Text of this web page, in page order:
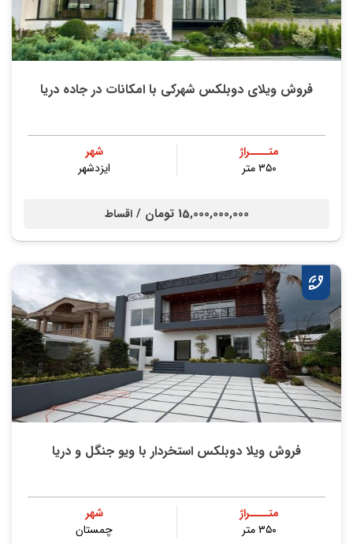
فروش ویلای دوبلکس شهرکی با امکانات در جاده دریا
متــــراژ
۳۵۰ متر
شهر
ایزدشهر
15,000,000,000 تومان / اقساط
فروش ویلا دوبلکس استخردار با ویو جنگل و دریا
متــــراژ
۳۵۰ متر
شهر
چمستان